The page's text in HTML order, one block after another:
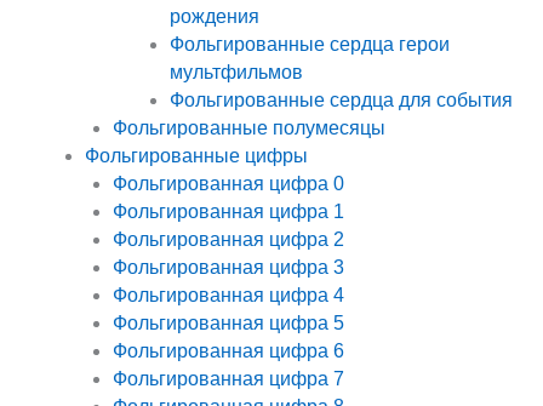
рождения
Фольгированные сердца герои
мультфильмов
Фольгированные сердца для события
Фольгированные полумесяцы
Фольгированные цифры
Фольгированная цифра 0
Фольгированная цифра 1
Фольгированная цифра 2
Фольгированная цифра 3
Фольгированная цифра 4
Фольгированная цифра 5
Фольгированная цифра 6
Фольгированная цифра 7